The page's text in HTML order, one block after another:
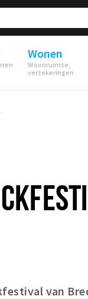
Wonen
Woonruimte,
verzekeringen
van